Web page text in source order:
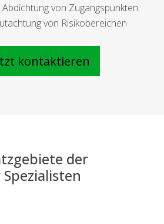
von Zugangspunkten
von Risikobereichen
kontaktieren
der